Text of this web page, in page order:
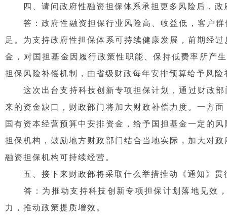
四、请问政府性融资担保体系承担更多风险后，政
答：政府性融资担保行业风险高、收益低，客户群
足。为支持政府性担保体系可持续健康发展，前期经
金，对国担基金因履行政策性职能、保持低费率所产
担保风险补偿机制，由省级财政每年安排预算给予风
这次出台支持科技创新专项担保计划，通过财政部
来的资金缺口，财政部门将加大财政补偿力度。一方
国有资本经营预算中安排资金，给予国担基金一定的
担保机构，鼓励地方财政部门结合当地实际，加大对
融资担保机构可持续经营。
五、接下来财政部将采取什么举措推动《通知》
答：为推动支持科技创新专项担保计划落地见效，
力，推动政策提质增效。